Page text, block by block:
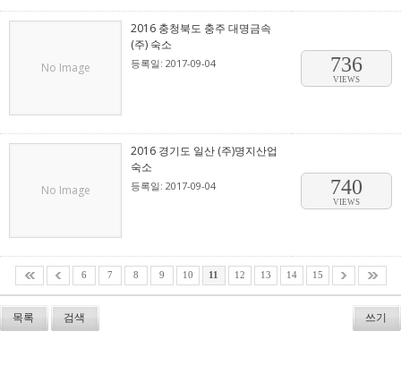
No Image
2016 충청북도 충주 대명금속
(주) 숙소
등록일: 2017-09-04 736
VIEWS
No Image
2016 경기도 일산 (주)명지산업
숙소
등록일: 2017-09-04 740
VIEWS
6 7 8 9 10 11 12 13 14 15
목록 검색 쓰기